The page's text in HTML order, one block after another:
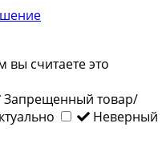
считаете это
Запрещенный товар/
Неверный